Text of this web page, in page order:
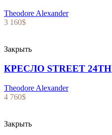
Theodore Alexander
3 160$
Закрыть
КРЕСЛО STREET 24TH
Theodore Alexander
4 760$
Закрыть